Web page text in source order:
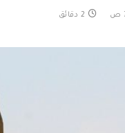
2 دقائق